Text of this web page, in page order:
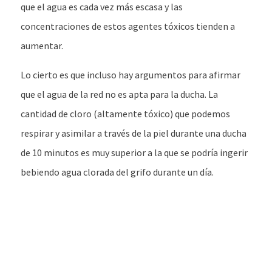
que el agua es cada vez más escasa y las
concentraciones de estos agentes tóxicos tienden a
aumentar.
Lo cierto es que incluso hay argumentos para afirmar
que el agua de la red no es apta para la ducha. La
cantidad de cloro (altamente tóxico) que podemos
respirar y asimilar a través de la piel durante una ducha
de 10 minutos es muy superior a la que se podría ingerir
bebiendo agua clorada del grifo durante un día.